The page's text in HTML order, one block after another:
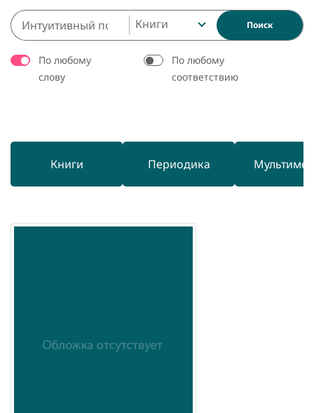
Книги Поиск
По любому
слову
По любому
соответствию
Книги Периодика